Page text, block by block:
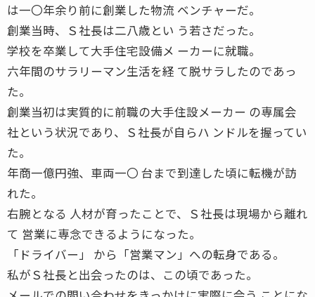
は一〇年余り前に創業した物流 ベンチャーだ。
創業当時、Ｓ社長は二八歳とい う若さだった。
学校を卒業して大手住宅設備メ ーカーに就職。
六年間のサラリーマン生活を経 て脱サラしたのであっ
た。
創業当初は実質的に前職の大手住設メーカー の専属会
社という状況であり、Ｓ社長が自らハ ンドルを握ってい
た。
年商一億円強、車両一〇 台まで到達した頃に転機が訪
れた。
右腕となる 人材が育ったことで、Ｓ社長は現場から離れ
て 営業に専念できるようになった。
「ドライバー」 から「営業マン」への転身である。
私がＳ社長と出会ったのは、この頃であった。